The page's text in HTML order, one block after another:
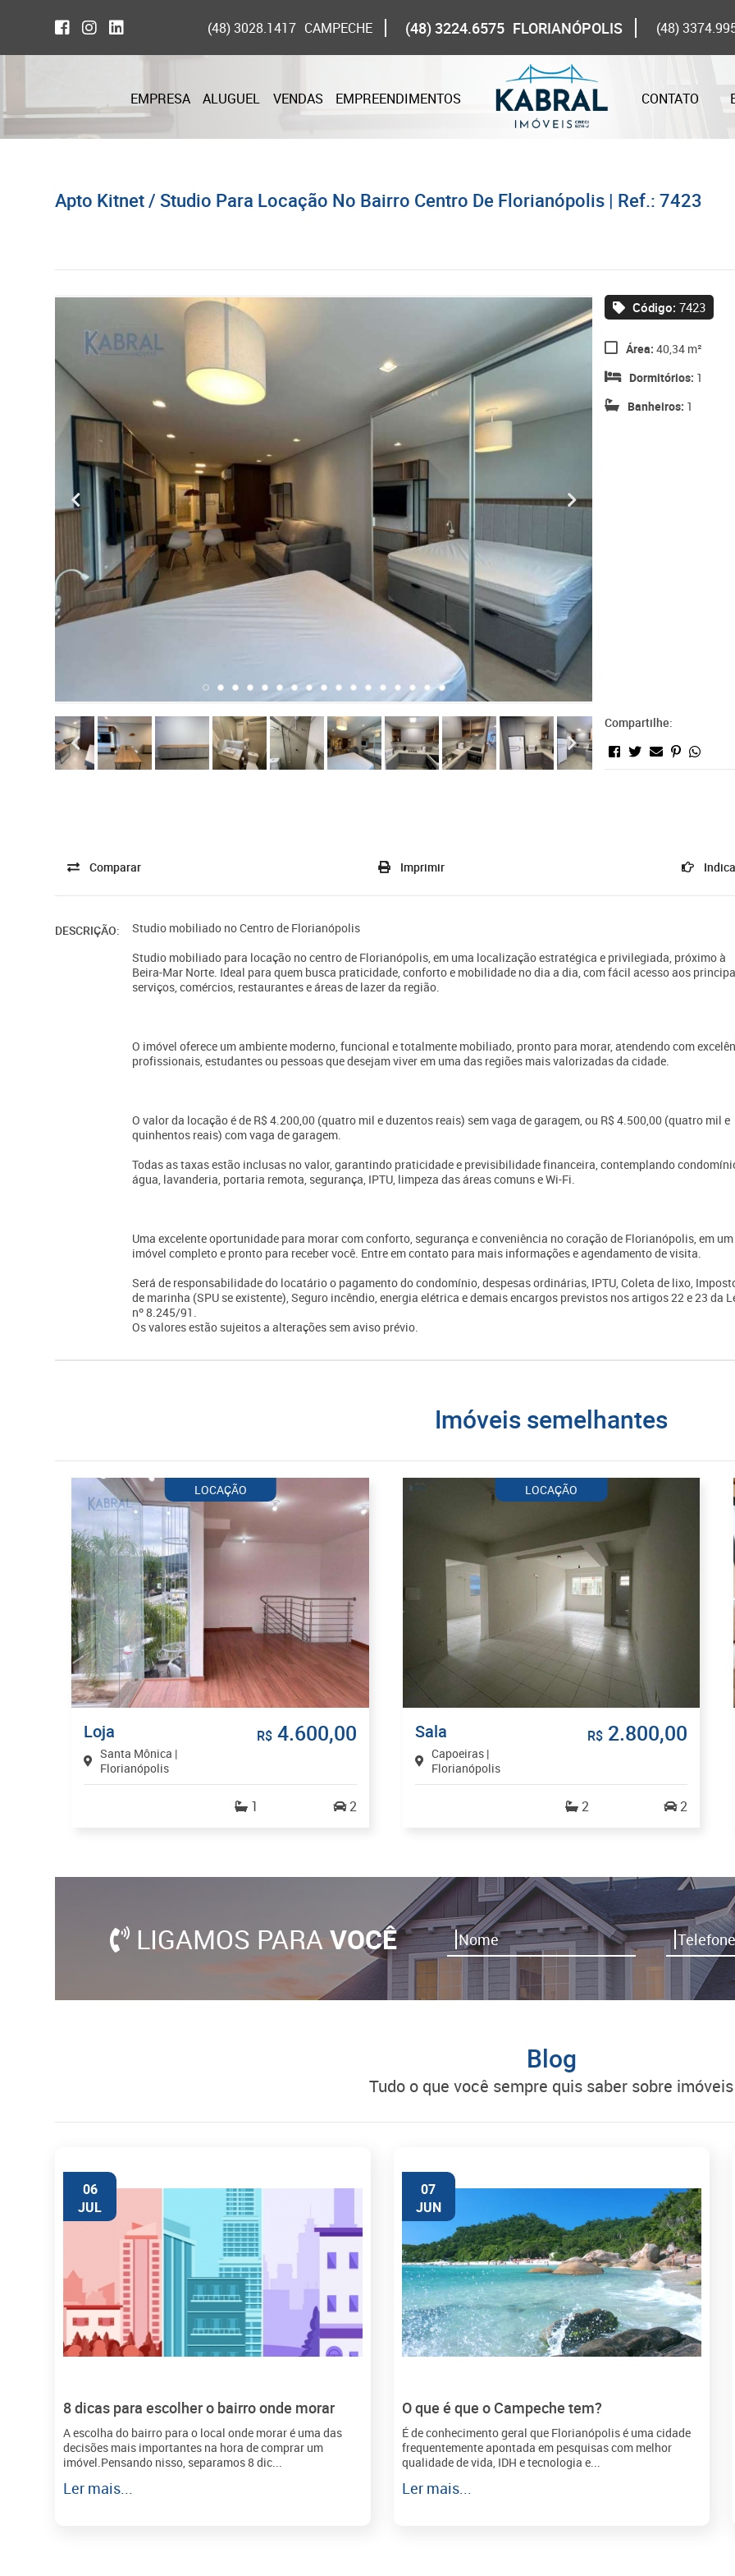
(48) 3028.1417 CAMPECHE (48) 3224.6575 FLORIANÓPOLIS (48)
EMPRESA ALUGUEL VENDAS EMPREENDIMENTOS CONTATO
Apto Kitnet / Studio Para Locação No Bairro Centro De Florianópolis | Ref.: 7423
Código: 7423
Área: 40,34 m²
Dormitórios: 1
Banheiros: 1
Compartilhe:
Comparar Imprimir
DESCRIÇÃO:
Studio mobiliado no Centro de Florianópolis
Studio mobiliado para locação no centro de Florianópolis, em uma localização estratégica e privilegiada, próximo à
Beira-Mar Norte. Ideal para quem busca praticidade, conforto e mobilidade no dia a dia, com fácil acesso aos
serviços, comércios, restaurantes e áreas de lazer da região.
O imóvel oferece um ambiente moderno, funcional e totalmente mobiliado, pronto para morar, atendendo com
profissionais, estudantes ou pessoas que desejam viver em uma das regiões mais valorizadas da cidade.
O valor da locação é de R$ 4.200,00 (quatro mil e duzentos reais) sem vaga de garagem, ou R$ 4.500,00 (quatro mil e
quinhentos reais) com vaga de garagem.
Todas as taxas estão inclusas no valor, garantindo praticidade e previsibilidade financeira, contemplando
água, lavanderia, portaria remota, segurança, IPTU, limpeza das áreas comuns e Wi-Fi.
Uma excelente oportunidade para morar com conforto, segurança e conveniência no coração de Florianópolis, em um
imóvel completo e pronto para receber você. Entre em contato para mais informações e agendamento de visita.
Será de responsabilidade do locatário o pagamento do condomínio, despesas ordinárias, IPTU, Coleta de lixo,
de marinha (SPU se existente), Seguro incêndio, energia elétrica e demais encargos previstos nos artigos 22 e 23 da
nº 8.245/91.
Os valores estão sujeitos a alterações sem aviso prévio.
imóveis semelhantes
LOCAÇÃO
Loja
Santa Mônica |
Florianópolis
R$ 4.600,00
1 2
LOCAÇÃO
Sala
Capoeiras |
Florianópolis
R$ 2.800,00
2 2
LIGAMOS PARAVOCÊ
Blog
tudo o que você sempre quis saber sobre imóveis
06
JUL
8 dicas para escolher o bairro onde morar
A escolha do bairro para o local onde morar é uma das
decisões mais importantes na hora de comprar um
imóvel.Pensando nisso, separamos 8 dic...
Ler mais...
07
JUN
O que é que o Campeche tem?
É de conhecimento geral que Florianópolis é uma cidade
frequentemente apontada em pesquisas com melhor
qualidade de vida, IDH e tecnologia e...
Ler mais...